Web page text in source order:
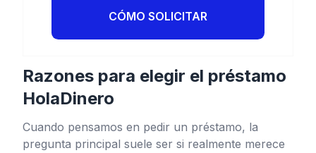
CÓMO SOLICITAR
Razones para elegir el préstamo
HolaDinero
Cuando pensamos en pedir un préstamo, la
pregunta principal suele ser si realmente merece